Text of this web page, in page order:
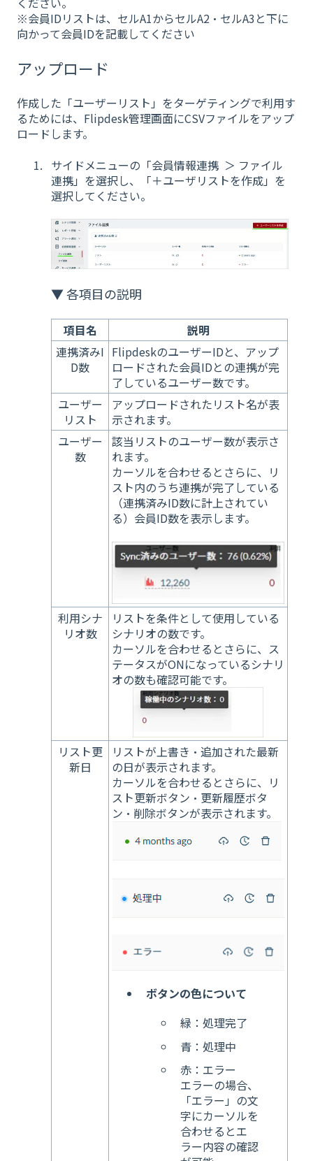
※会員IDリストは、セルA1からセルA2・セルA3と下に
向かって会員IDを記載してください
アップロード
作成した「ユーザーリスト」をターゲティングで利用す
るためには、Flipdesk管理画面にCSVファイルをアップ
ロードします。
サイドメニューの「会員情報連携 ＞ ファイル
連携」を選択し、「＋ユーザリストを作成」を
選択してください。
▼ 各項目の説明
項目名
説明
連携済みI
D数
FlipdeskのユーザーIDと、アップ
ロードされた会員IDとの連携が完
了しているユーザー数です。
ユーザー
リスト
アップロードされたリスト名が表
示されます。
ユーザー
数
該当リストのユーザー数が表示さ
れます。
カーソルを合わせるとさらに、リ
スト内のうち連携が完了している
（連携済みID数に計上されてい
る）会員ID数を表示します。
利用シナ
リオ数
リストを条件として使用している
シナリオの数です。
カーソルを合わせるとさらに、ス
テータスがONになっているシナリ
オの数も確認可能です。
リスト更
新日
リストが上書き・追加された最新
の日が表示されます。
カーソルを合わせるとさらに、リ
スト更新ボタン・更新履歴ボタ
ン・削除ボタンが表示されます。
ボタンの色について
緑：処理完了
青：処理中
赤：エラー
エラーの場合、
「エラー」の文
字にカーソルを
合わせるとエ
ラー内容の確認